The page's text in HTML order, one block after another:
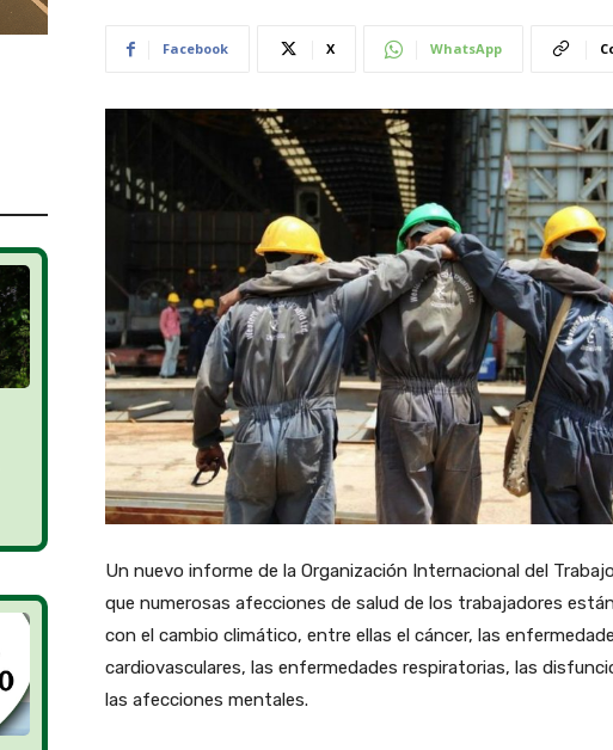
Facebook X WhatsApp
Un nuevo informe de la Organización Internacional del
que numerosas afecciones de salud de los trabajadores
con el cambio climático, entre ellas el cáncer, las
cardiovasculares, las enfermedades respiratorias, las
las afecciones mentales.